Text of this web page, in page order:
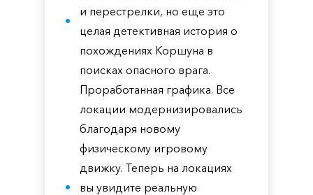
и перестрелки, но еще это
целая детективная история о
похождениях Коршуна в
поисках опасного врага.
Проработанная графика. Все
локации модернизировались
благодаря новому
физическому игровому
движку. Теперь на локациях
вы увидите реальную